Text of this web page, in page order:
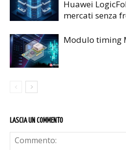
Huawei
mercati senza
Modulo timing
LASCIA UN COMMENTO